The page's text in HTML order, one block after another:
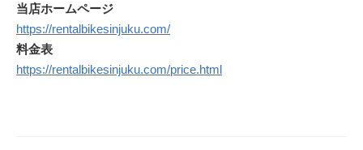
当店ホームページ
https://rentalbikesinjuku.com/
料金表
https://rentalbikesinjuku.com/price.html